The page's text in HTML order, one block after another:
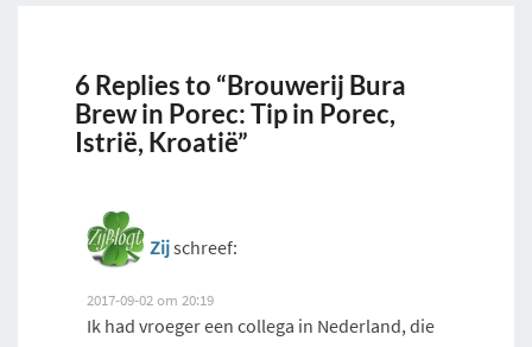
6 Replies to “Brouwerij Bura
Brew in Porec: Tip in Porec,
Istrië, Kroatië”
Zijschreef:
2017-09-02 om 20:19
Ik had vroeger een collega in Nederland, die